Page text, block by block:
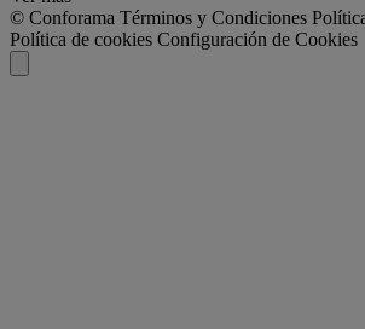
© Conforama Términos y Condiciones
Política de cookies Configuración de Cookies